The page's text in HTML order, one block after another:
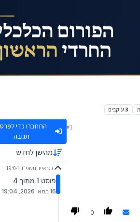
3 עוקבים
#1
0
התחברו כדי
תגובה
מהישן לחדש
כט אייר תשפ״ו, 19:04
פוסט 1 מתוך 4
16 במאי 2026, 19:04